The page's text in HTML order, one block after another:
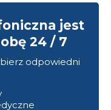
jest
24 / 7
odpowiedni